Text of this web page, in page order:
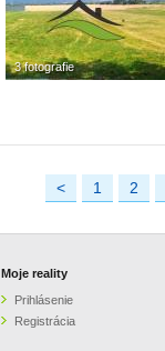
3 fotografie
< 1 2
Moje reality
Prihlásenie
Registrácia